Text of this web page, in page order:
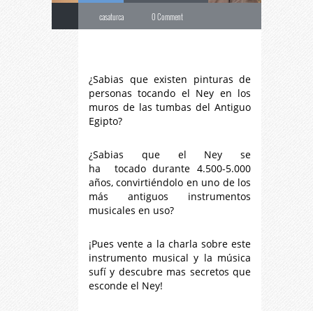
casaturca 0 Comment
¿Sabias que existen pinturas de
personas tocando el Ney en los
muros de las tumbas del Antiguo
Egipto?
¿Sabias que el Ney se
ha tocado durante 4.500-5.000
años, convirtiéndolo en uno de los
más antiguos instrumentos
musicales en uso?
¡Pues vente a la charla sobre este
instrumento musical y la música
sufí y descubre mas secretos que
esconde el Ney!